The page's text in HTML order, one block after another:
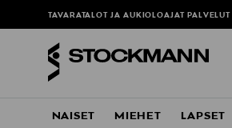
TAVARATALOT JA AUKIOLOAJAT PALVELUT
NAISET MIEHET LAPSET